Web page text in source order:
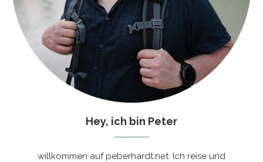
Hey, ich bin Peter
willkommen auf peberhardt.net. Ich reise und